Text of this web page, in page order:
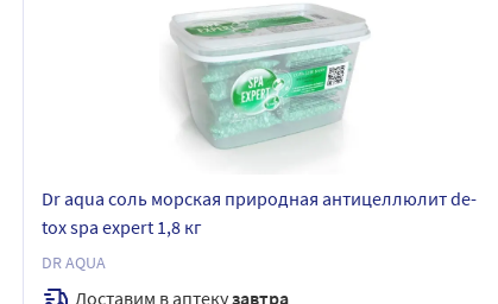
Dr aqua соль морская природная антицеллюлит de-
tox spa expert 1,8 кг
DR AQUA
Доставим в аптекузавтра